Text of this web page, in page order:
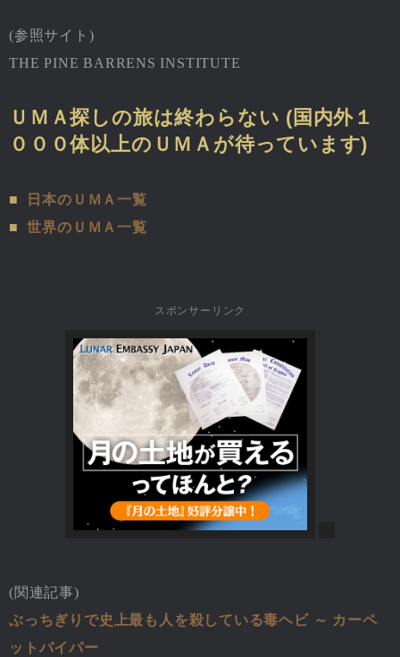
(参照サイト)
THE PINE BARRENS INSTITUTE
ＵＭＡ探しの旅は終わらない (国内外１
０００体以上のＵＭＡが待っています)
■
日本のＵＭＡ一覧
■
世界のＵＭＡ一覧
スポンサーリンク
(関連記事)
ぶっちぎりで史上最も人を殺している毒ヘビ ～ カーペ
ットバイパー